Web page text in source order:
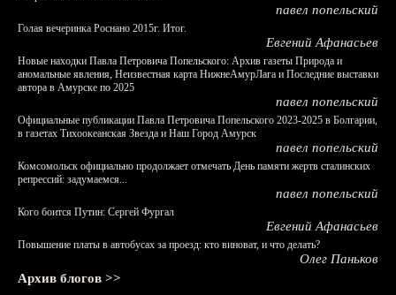
павел попельский
Голая вечеринка Роснано 2015г. Итог.
Евгений Афанасьев
Новые находки Павла Петровича Попельского: Архив газеты Природа и
аномальные явления, Неизвестная карта НижнеАмурЛага и Последние выставки
автора в Амурске по 2025
павел попельский
Официальные публикации Павла Петровича Попельского 2023-2025 в Болгарии,
в газетах Тихоокеанская Звезда и Наш Город Амурск
павел попельский
Комсомольск официально продолжает отмечать День памяти жертв сталинских
репрессий: задумаемся...
павел попельский
Кого боится Путин: Сергей Фургал
Евгений Афанасьев
Повышение платы в автобусах за проезд: кто виноват, и что делать?
Олег Паньков
Архив блогов >>